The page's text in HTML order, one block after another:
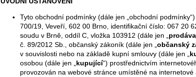
Tyto obchodní podmínky (dále jen „obchodní
700/19, Veveří, 602 00 Brno, identifikační číslo: 067 20
soudu v Brně, oddíl C, vložka 103912 (dále jen „
č. 89/2012 Sb., občanský zákoník (dále jen „občanský
v souvislosti nebo na základě kupní smlouvy (dále jen „
osobou (dále jen „kupující“) prostřednictvím
provozován na webové stránce umístěné na
BÖRNER VITAL PROFI SET S
€126,95
€135,92
€66